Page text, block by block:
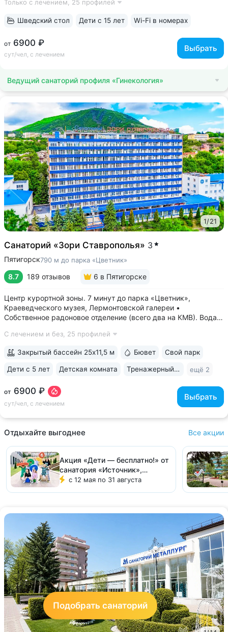
• Красивое историческое здание в 100 м от Нарзанной
Только с лечением, 25 профилей
от 6900 ₽
сут/чел, с лечением
Выбрать
Шведский стол Дети с 15 лет Wi-Fi в номерах
Ведущий санаторий профиля «Гинекология»
1/21
Санаторий «Зори Ставрополья» 3
Пятигорск790 м до парка «Цветник»
8.7 189 отзывов 6 в Пятигорске
Центр курортной зоны. 7 минут до парка «Цветник»,
Краеведческого музея, Лермонтовской галереи •
Собственное радоновое отделение (всего два на КМВ). Вода
сохраняя все полезные свойства • Сероводородные ванны
С лечением и без, 25 профилей
от 6900 ₽
сут/чел, с лечением
Выбрать
Закрытый бассейн 25x11,5 м Бювет Свой парк
Дети с 5 лет Детская комната Тренажерный зал ещё 2
Отдыхайте выгоднее Все акции
Акция «Дети — бесплатно!» от
санатория «Источник»,
Железноводск
с 12 мая по 31 августа
Подобрать санаторий